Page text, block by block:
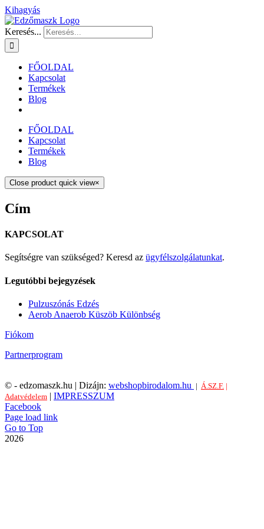
Kihagyás
Keresés...
FŐOLDAL
Kapcsolat
Termékek
Blog
FŐOLDAL
Kapcsolat
Termékek
Blog
Close product quick view×
Cím
KAPCSOLAT
Segítségre van szükséged? Keresd az ügyfélszolgálatunkat.
Legutóbbi bejegyzések
Pulzuszónás Edzés
Aerob Anaerob Küszöb Különbség
Fiókom
Partnerprogram
© - edzomaszk.hu | Dizájn: webshopbirodalom.hu | Á.SZ.F. |
Adatvédelem | IMPRESSZUM
Facebook
Page load link
Go to Top
2026